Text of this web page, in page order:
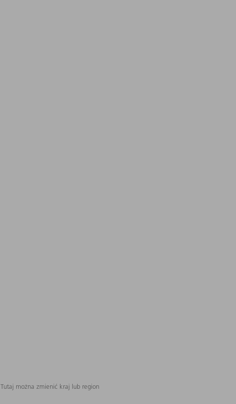
Tutaj można zmienić kraj lub region